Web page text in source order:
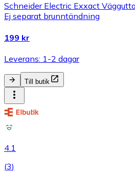
Schneider Electric Exxact
Ej separat brunntändning
199 kr
Leverans: 1-2 dagar
Till butik
4.1
(3)